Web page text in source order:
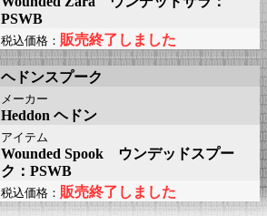
PSWB
税込価格： 販売終了しました
ヘドンスプーク
メーカー
Heddon ヘドン
アイテム
Wounded Spook ウンデッドスプー
ク：PSWB
税込価格： 販売終了しました